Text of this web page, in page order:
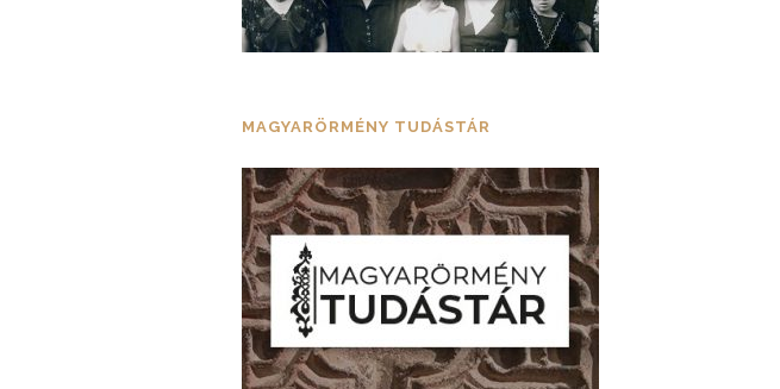
MAGYARÖRMÉNY TUDÁSTÁR